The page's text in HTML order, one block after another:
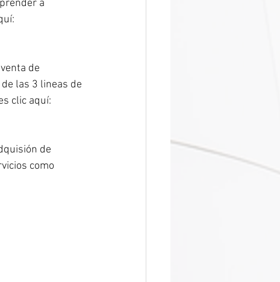
a
de
las 3 lineas de
clic aquí:
de
como